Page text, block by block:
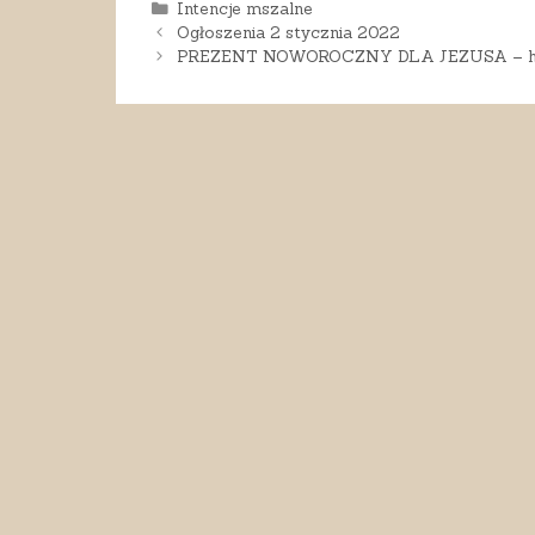
Kategorie
Intencje mszalne
Ogłoszenia 2 stycznia 2022
PREZENT NOWOROCZNY DLA JEZUSA –